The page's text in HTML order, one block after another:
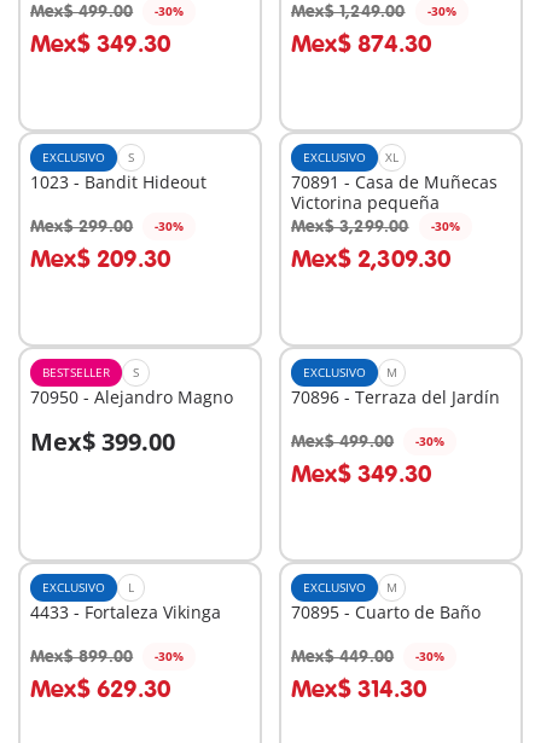
Mex$ 499.00 -30%
Mex$ 349.30
A la cesta
Mex$ 1,249.00 -30%
Mex$ 874.30
A la cesta
EXCLUSIVO S
1023 - Bandit Hideout
Mex$ 299.00 -30%
Mex$ 209.30
A la cesta
EXCLUSIVO XL
70891 - Casa de Muñecas
Victorina pequeña
Mex$ 3,299.00 -30%
Mex$ 2,309.30
A la cesta
BESTSELLER S
70950 - Alejandro Magno
Mex$ 399.00
A la cesta
EXCLUSIVO M
70896 - Terraza del Jardín
Mex$ 499.00 -30%
Mex$ 349.30
A la cesta
EXCLUSIVO L
4433 - Fortaleza Vikinga
Mex$ 899.00 -30%
Mex$ 629.30
A la cesta
EXCLUSIVO M
70895 - Cuarto de Baño
Mex$ 449.00 -30%
Mex$ 314.30
A la cesta